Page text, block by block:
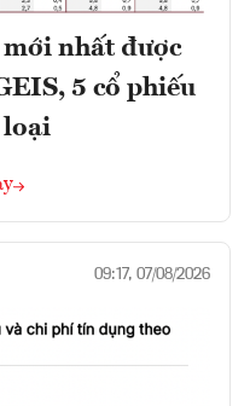
mới nhất được
5 cổ phiếu
loại
09:17, 07/08/2026